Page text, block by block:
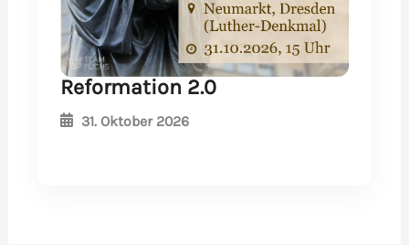
Reformation 2.0
31. Oktober 2026